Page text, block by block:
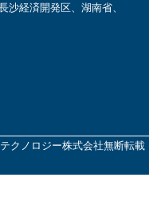
沙経済開発区、湖南省、
クノロジー株式会社無断転載